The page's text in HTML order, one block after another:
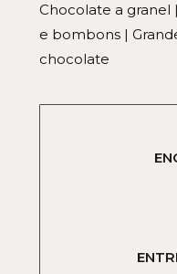
Chocolate a granel
e bombons |
chocolate